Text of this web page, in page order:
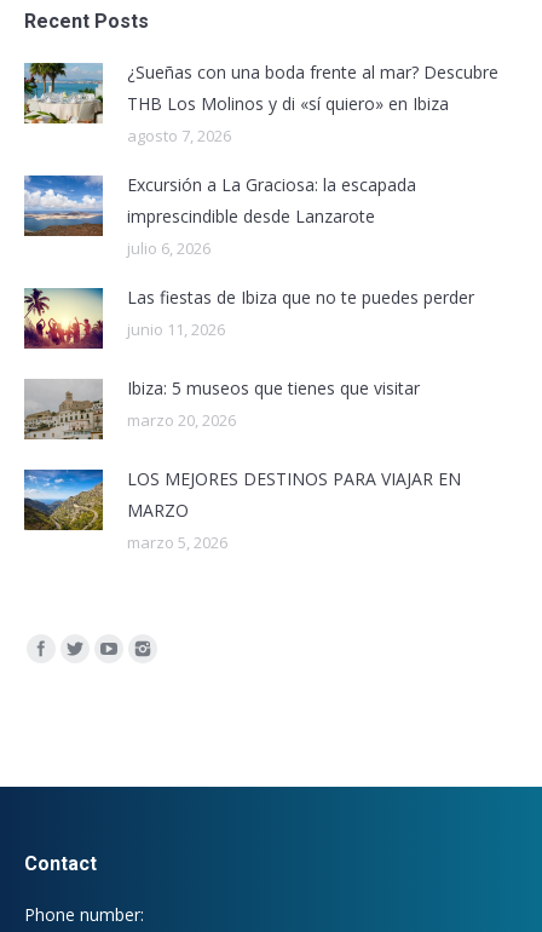
Recent Posts
¿Sueñas con una boda frente al mar? Descubre
THB Los Molinos y di «sí quiero» en Ibiza
agosto 7, 2026
Excursión a La Graciosa: la escapada
imprescindible desde Lanzarote
julio 6, 2026
Las fiestas de Ibiza que no te puedes perder
junio 11, 2026
Ibiza: 5 museos que tienes que visitar
marzo 20, 2026
LOS MEJORES DESTINOS PARA VIAJAR EN
MARZO
marzo 5, 2026
Encuéntranos en:
Contact
Phone number: